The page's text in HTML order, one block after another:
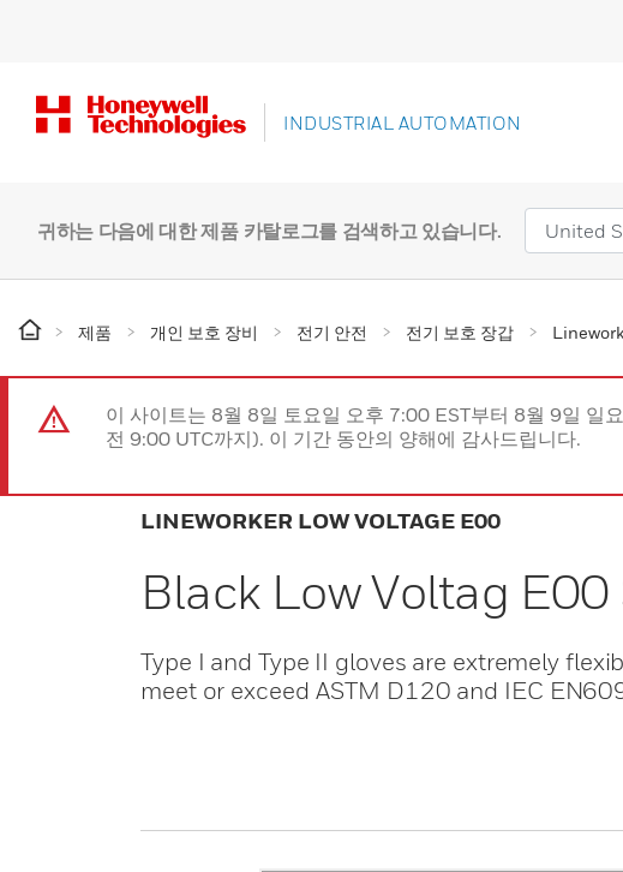
INDUSTRIAL AUTOMATION
귀하는 다음에 대한 제품 카탈로그를 검색하고 있습니다.
제품 개인 보호 장비 전기 안전 전기 보호 장갑
이 사이트는 8월 8일 토요일 오후 7:00 EST부터 8월 9일 일
전 9:00 UTC까지). 이 기간 동안의 양해에 감사드립니다.
LINEWORKER LOW VOLTAGE E00
Black Low Voltag
Type I and Type II gloves are extremely
meet or exceed ASTM D120 and IEC